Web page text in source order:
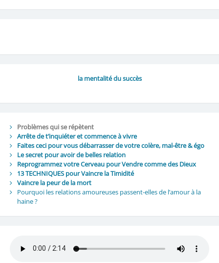
la mentalité du succès
Problèmes qui se répètent
Arrête de t’inquiéter et commence à vivre
Faites ceci pour vous débarrasser de votre colère, mal-être & égo
Le secret pour avoir de belles relation
Reprogrammez votre Cerveau pour Vendre comme des Dieux
13 TECHNIQUES pour Vaincre la Timidité
Vaincre la peur de la mort
Pourquoi les relations amoureuses passent-elles de l’amour à la
haine ?